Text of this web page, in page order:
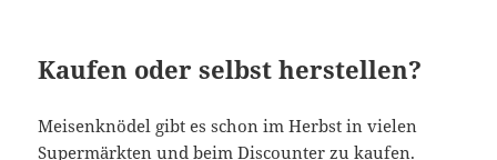
Kaufen oder selbst herstellen?
Meisenknödel gibt es schon im Herbst in vielen
Supermärkten und beim Discounter zu kaufen.